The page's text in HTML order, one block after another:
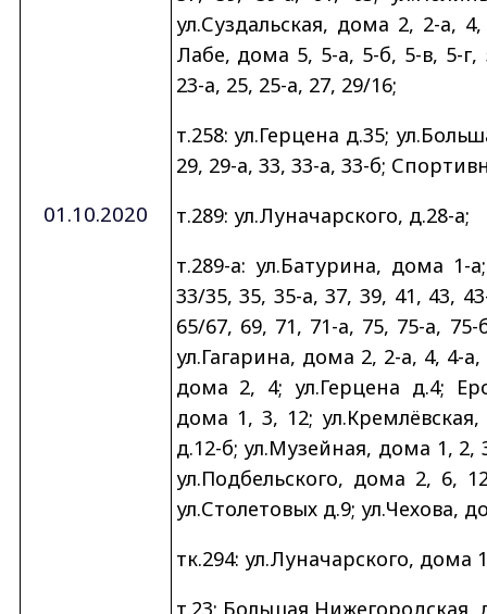
01.10.2020
ул.Суздальская, дома 2, 2-а,
Лабе, дома 5, 5-а, 5-б, 5-в, 5-
23-а, 25, 25-а, 27, 29/16;
т.258: ул.Герцена д.35;
29, 29-а, 33, 33-а, 33-б;
т.289: ул.Луначарского, д.28-а;
т.289-а: ул.Батурина, дома 1-
33/35, 35, 35-а, 37, 39, 41, 43,
65/67, 69, 71, 71-а, 75, 75-а,
ул.Гагарина, дома 2, 2-а, 4, 4-
дома 2, 4; ул.Герцена д.4;
дома 1, 3, 12;
д.12-б; ул.Музейная, дома 1, 2,
ул.Подбельского, дома 2, 6,
ул.Столетовых д.9; ул.Чехова,
тк.294: ул.Луначарского, дома
т.23: Большая Нижегородская,